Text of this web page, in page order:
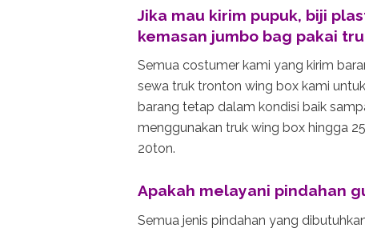
Jika mau kirim pupuk, biji
kemasan jumbo bag pakai
Semua costumer kami yang kirim
sewa truk tronton wing box kami
barang tetap dalam kondisi baik
menggunakan truk wing box hingga
20ton.
Apakah melayani pindahan
Semua jenis pindahan yang